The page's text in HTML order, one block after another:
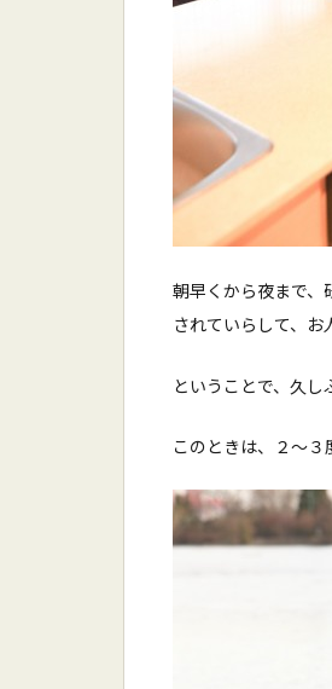
朝早くから夜まで、
されていらして、お
ということで、久し
このときは、２〜３